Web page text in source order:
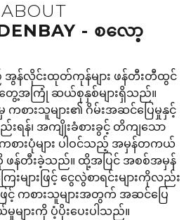
ABOUT
- စလော့
အွန်လိုင်းထုတ်ကုန်များ ဖန်တီးတီထွင်
အကြုံ ဆယ်စုနှစ်များရှိသည်။
ကစားသူများ၏ ဂိမ်းအဆင်ပြေမှုနှင့်
ရန်၊ အကျိုးခံစားခွင့် တိကျသော
စုံကစားပုံများ ပါဝင်သည့် အမှန်တကယ်
ကို ဖန်တီးခဲ့သည်။ ထို့အပြင် အစစ်အမှန်
ေးများဖြင့် ငွေလွဲစာရင်းများကိုလည်း
င့် ကစားသူများအတွက် အဆင်ပြေ
မှုများကို ပံ့ပိုးပေးပါသည်။